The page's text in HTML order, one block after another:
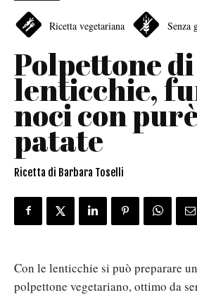
Ricetta vegetariana Senza
Polpettone di
lenticchie,
noci con
patate
Ricetta di Barbara Toselli
Con le lenticchie si può preparare
polpettone vegetariano, ottimo da